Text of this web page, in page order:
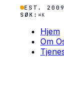
EST. 2009
SØK:⌘K
Hjem
Om